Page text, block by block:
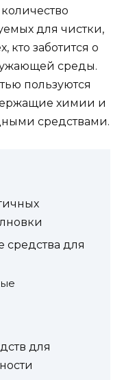
для чистки,
кто заботится о
среды.
пользуются
химии и
средствами.
для
для